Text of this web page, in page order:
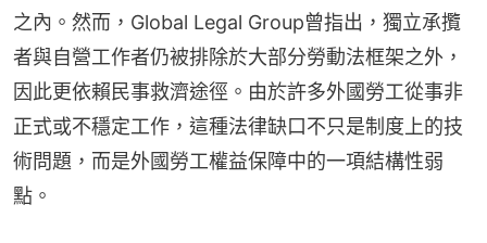
之內。然而，Global Legal Group曾指出，獨立承攬
者與自營工作者仍被排除於大部分勞動法框架之外，
因此更依賴民事救濟途徑。由於許多外國勞工從事非
正式或不穩定工作，這種法律缺口不只是制度上的技
術問題，而是外國勞工權益保障中的一項結構性弱
點。